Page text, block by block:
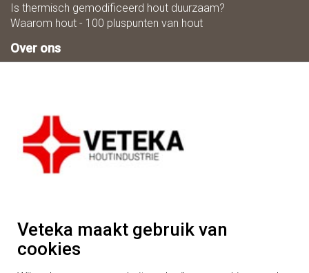
Veteka maakt gebruik van
cookies
Is thermisch gemodificeerd hout duurzaam?
Waarom hout - 100 pluspunten van hout
Over ons
Duurzaamheid
Mogelijkheden in houtbewerking
Vacatures
Algemenevoorwaarden
Wit Hollandweg 3
5091TB Middelbeers